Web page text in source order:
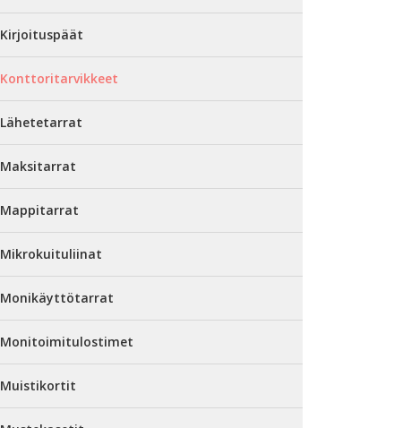
Kirjoituspäät
Konttoritarvikkeet
Lähetetarrat
Maksitarrat
Mappitarrat
Mikrokuituliinat
Monikäyttötarrat
Monitoimitulostimet
Muistikortit